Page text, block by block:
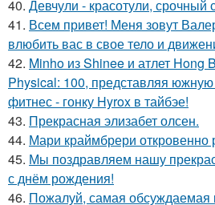
40. Девчули - красотули, срочный
41. Всем привет! Меня зовут
влюбить вас в свое тело и
42. Minho из Shinee и атлет Hong
Physical: 100, представляя
фитнес - гонку Hyrox в тайбэе!
43. Прекрасная элизабет олсен.
44. Мари краймбрери откровенно
45. Мы поздравляем нашу
с днём рождения!
46. Пожалуй, самая обсуждаемая